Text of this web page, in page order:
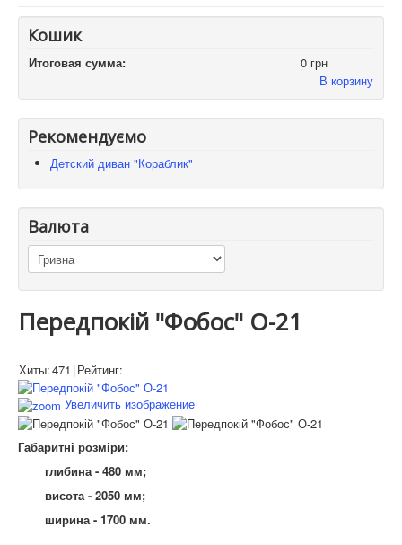
Кошик
Итоговая сумма:
0 грн
В корзину
Рекомендуємо
Детский диван "Кораблик"
Валюта
Передпокій "Фобос" О-21
Хиты:471 |Рейтинг:
Увеличить изображение
Габаритні розміри:
глибина - 480 мм;
висота - 2050 мм;
ширина - 1700 мм.